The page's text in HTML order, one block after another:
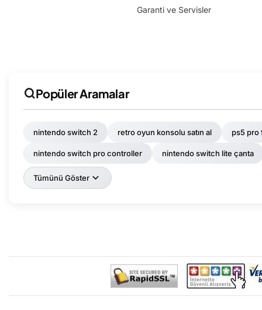
Garanti ve Servisler
Popüler Aramalar
nintendo switch 2 retro oyun konsolu satın al ps5 pro
nintendo switch pro controller nintendo switch lite çanta
Tümünü Göster